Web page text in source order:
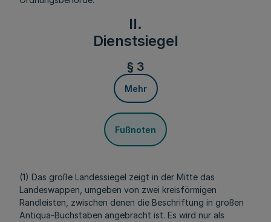
II.
Dienstsiegel
§ 3
Mehr
Fußnoten
(1) Das große Landessiegel zeigt in der Mitte das
Landeswappen, umgeben von zwei kreisförmigen
Randleisten, zwischen denen die Beschriftung in großen
Antiqua-Buchstaben angebracht ist. Es wird nur als